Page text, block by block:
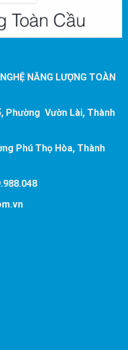
NĂNG LƯỢNG TOÀN
Phường Vườn Lài, Thành
Phú Thọ Hòa, Thành